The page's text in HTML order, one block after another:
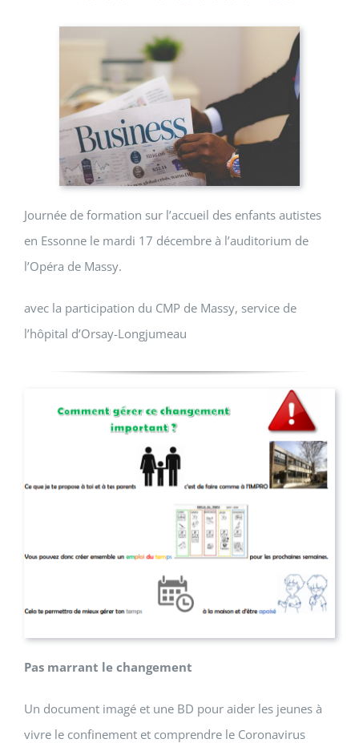
Journée de formation sur l’accueil des enfants autistes
en Essonne le mardi 17 décembre à l’auditorium de
l’Opéra de Massy.
avec la participation du CMP de Massy, service de
l’hôpital d’Orsay-Longjumeau
Pas marrant le changement
Un document imagé et une BD pour aider les jeunes à
vivre le confinement et comprendre le Coronavirus